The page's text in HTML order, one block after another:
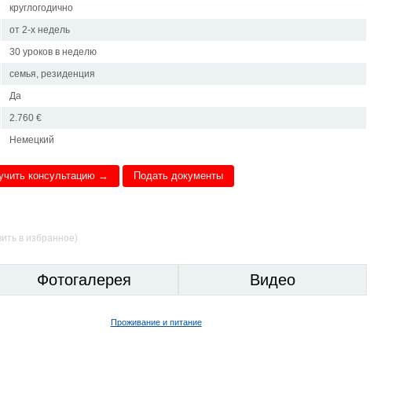
круглогодично
от 2-х недель
30 уроков в неделю
семья, резиденция
Да
2.760 €
Немецкий
консультацию → Подать документы
в избранное)
Фотогалерея Видео
Проживание и питание